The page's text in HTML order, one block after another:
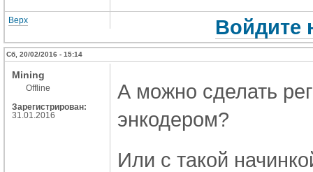
Верх Войдите
Сб, 20/02/2016 - 15:14
Mining
Offline
Зарегистрирован:
31.01.2016
А можно сделать
энкодером?
Или с такой